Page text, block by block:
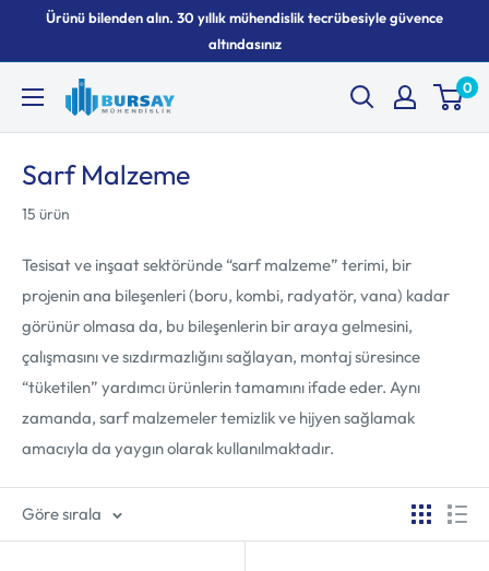
Ürünü bilenden alın. 30 yıllık mühendislik tecrübesiyle güvence
altındasınız
Bursay 0
Sarf Malzeme
15 ürün
Tesisat ve inşaat sektöründe “sarf malzeme” terimi, bir
projenin ana bileşenleri (boru, kombi, radyatör, vana) kadar
görünür olmasa da, bu bileşenlerin bir araya gelmesini,
çalışmasını ve sızdırmazlığını sağlayan, montaj süresince
“tüketilen” yardımcı ürünlerin tamamını ifade eder. Aynı
zamanda, sarf malzemeler temizlik ve hijyen sağlamak
amacıyla da yaygın olarak kullanılmaktadır.
Göre sırala